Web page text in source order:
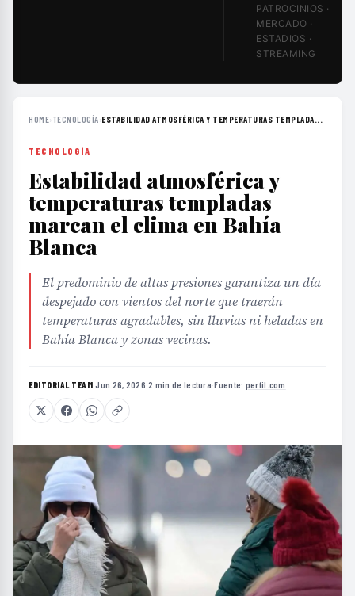
STREAMING
Estabilidad atmosférica y
temperaturas templadas
marcan el clima en Bahía
Blanca
El predominio de altas presiones garantiza un día
despejado con vientos del norte que traerán
temperaturas agradables, sin lluvias ni heladas en
Bahía Blanca y zonas vecinas.
EDITORIAL TEAM·Jun 26, 2026·2 min de lectura